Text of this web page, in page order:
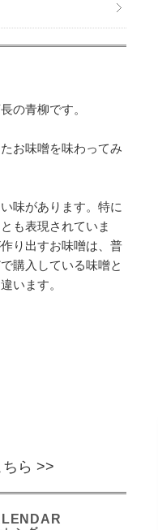
の青柳です。
お味噌を味わってみ
味があります。特に
も表現されていま
り出すお味噌は、普
購入している味噌と
います。
ちら >>